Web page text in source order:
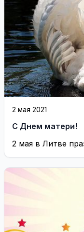
2 мая 2021
С Днем матери!
2 мая в Литве